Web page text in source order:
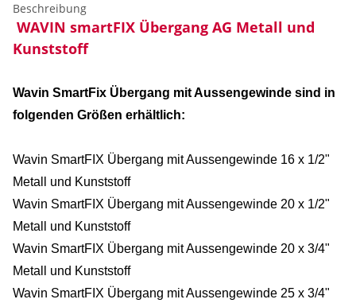
Beschreibung
WAVIN smartFIX Übergang AG Metall und
Kunststoff
Wavin SmartFix Übergang mit Aussengewinde sind in
folgenden Größen erhältlich:
Wavin SmartFIX Übergang mit Aussengewinde 16 x 1/2"
Metall und Kunststoff
Wavin SmartFIX Übergang mit Aussengewinde 20 x 1/2"
Metall und Kunststoff
Wavin SmartFIX Übergang mit Aussengewinde 20 x 3/4"
Metall und Kunststoff
Wavin SmartFIX Übergang mit Aussengewinde 25 x 3/4"